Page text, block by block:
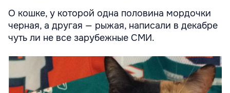
О кошке, у которой одна половина мордочки
черная, а другая — рыжая, написали в декабре
чуть ли не все зарубежные СМИ.